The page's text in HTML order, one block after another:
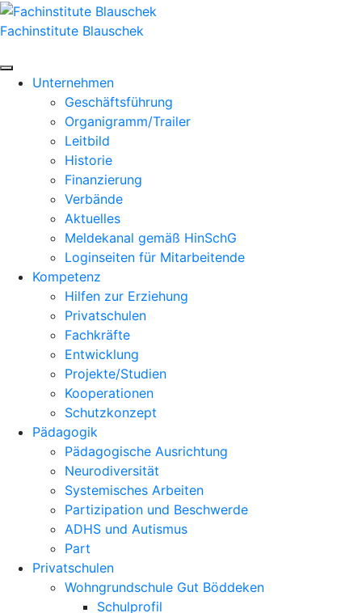
Zum
Inhalt
Fachinstitute Blauschek
Unternehmen
Geschäftsführung
Organigramm/Trailer
Leitbild
Historie
Finanzierung
Verbände
Aktuelles
Meldekanal gemäß HinSchG
Loginseiten für Mitarbeitende
Kompetenz
Hilfen zur Erziehung
Privatschulen
Fachkräfte
Entwicklung
Projekte/Studien
Kooperationen
Schutzkonzept
Pädagogik
Pädagogische Ausrichtung
Neurodiversität
Systemisches Arbeiten
Partizipation und Beschwerde
ADHS und Autismus
Part
Privatschulen
Wohngrundschule Gut Böddeken
Schulprofil